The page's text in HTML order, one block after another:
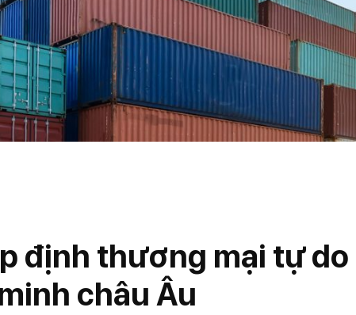
định thương mại tự do
châu Âu